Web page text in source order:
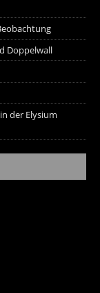
Doppelwall
der Elysium